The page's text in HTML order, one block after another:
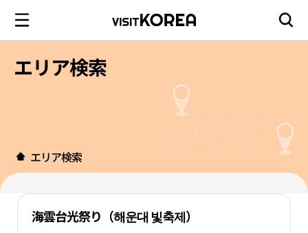
エリア検索
エリア検索
海雲台光祭り（해운대 빛축제）